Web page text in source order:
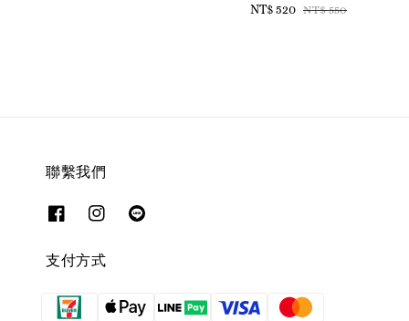
Sale
NT$ 520 Regular
NT$ 550
聯繫我們
支付方式